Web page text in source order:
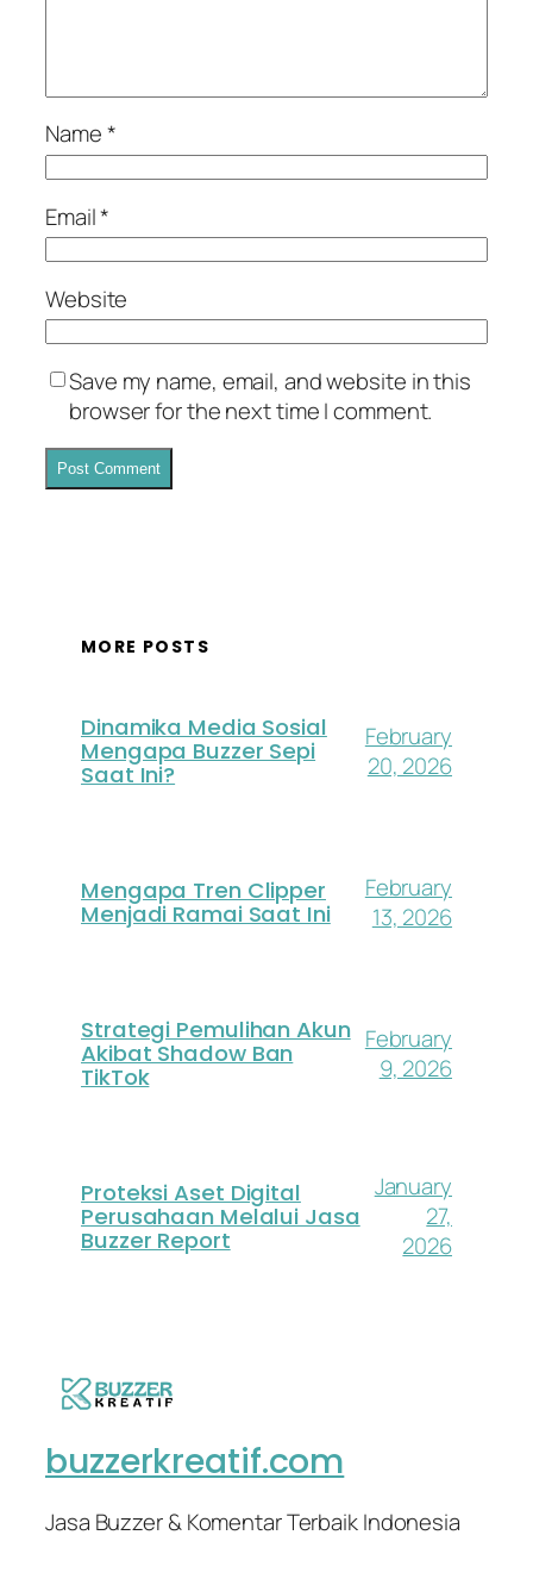
Name*
Email*
Website
Save my name, email, and website in this
browser for the next time I comment.
MORE POSTS
Dinamika Media Sosial
Mengapa Buzzer Sepi
Saat Ini?
February
20, 2026
Mengapa Tren Clipper
Menjadi Ramai Saat Ini
February
13, 2026
Strategi Pemulihan Akun
Akibat Shadow Ban
TikTok
February
9, 2026
Proteksi Aset Digital
Perusahaan Melalui Jasa
Buzzer Report
January
27,
2026
buzzerkreatif.com
Jasa Buzzer & Komentar Terbaik Indonesia